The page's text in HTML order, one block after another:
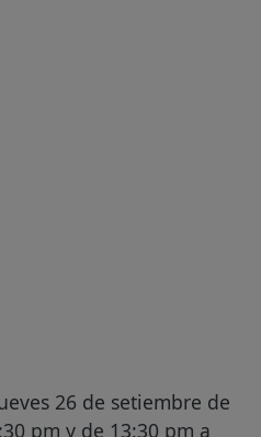
26 de setiembre de
pm y de 13:30 pm a